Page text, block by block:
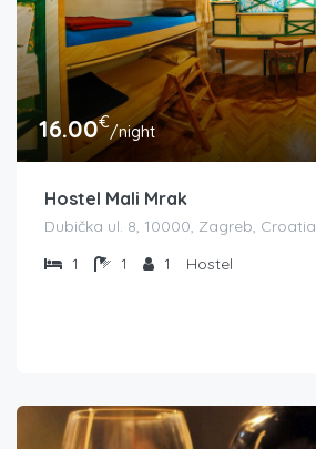
16.00€/night
Hostel Mali Mrak
Dubička ul. 8, 10000, Zagreb, Croatia
1
1 1 Hostel